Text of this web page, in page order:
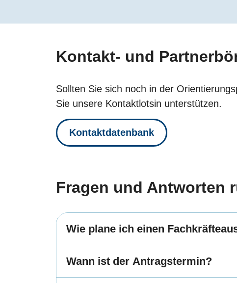
Kontakt- und
Sollten Sie sich noch in der
Sie unsere Kontaktlotsin unterstützen.
Kontaktdatenbank
Fragen und Antworten
Wie plane ich einen
Wann ist der Antragstermin?